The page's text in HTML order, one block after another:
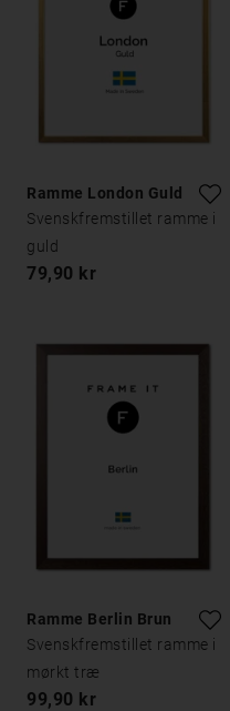
Ramme London Guld
Svenskfremstillet ramme i
guld
79,90 kr
Ramme Berlin Brun
Svenskfremstillet ramme i
mørkt træ
99,90 kr